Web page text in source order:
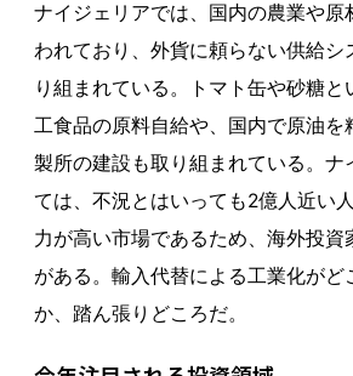
ナイジェリアでは、国内の農業や原
われており、外貨に頼らない供給シ
り組まれている。トマト缶や砂糖と
工食品の原料自給や、国内で原油を
製所の建設も取り組まれている。ナ
ては、不況とはいっても2億人近い
力が高い市場であるため、海外投資
がある。輸入代替による工業化がど
か、踏ん張りどころだ。